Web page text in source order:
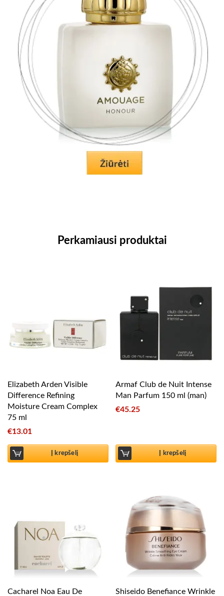
Perkamiausi produktai
Elizabeth Arden Visible
Difference Refining
Moisture Cream Complex
75 ml
€13.01
Į krepšelį
Armaf Club de Nuit Intense
Man Parfum 150 ml (man)
€45.25
Į krepšelį
Cacharel Noa Eau De
Shiseido Benefiance Wrinkle